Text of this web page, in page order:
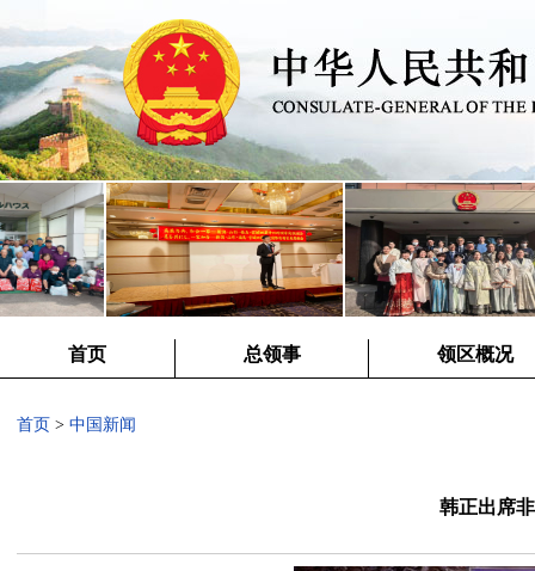
首页 总领事 领区概况
首页 > 中国新闻
韩正出席